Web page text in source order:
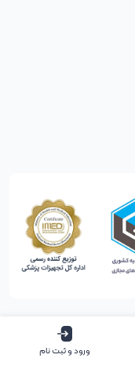
ورود و ثبت نام
پرتغال)